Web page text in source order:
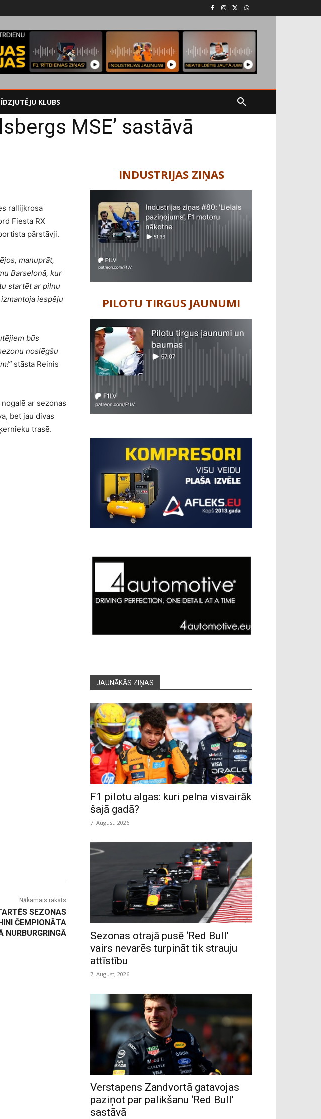
KLUBS
MSE’ sastāvā
rallijkrosa
Fiesta RX
pārstāvji.
manuprāt,
Barselonā, kur
startēt ar pilnu
izmantoja iespēju
būs
noslēgšu
stāsta Reinis
ar sezonas
bet jau divas
trasē.
Nākamais raksts
SEZONAS
ČEMPIONĀTA
NURBURGRINGĀ
INDUSTRIJAS ZIŅAS
PILOTU TIRGUS JAUNUMI
JAUNĀKĀS ZIŅAS
F1 pilotu algas: kuri pelna visvairāk
šajā gadā?
7. August, 2026
Sezonas otrajā pusē ‘Red Bull’
vairs nevarēs turpināt tik strauju
attīstību
7. August, 2026
Verstapens Zandvortā gatavojas
paziņot par palikšanu ‘Red Bull’
sastāvā